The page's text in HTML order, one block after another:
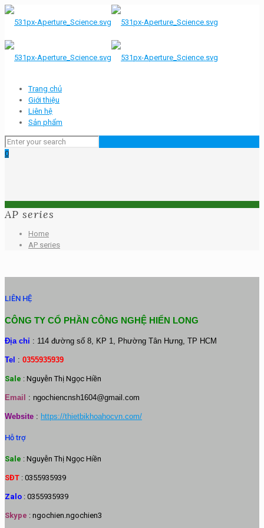
Trang chủ
Giới thiệu
Liên hệ
Sản phẩm
0
AP series
Home
AP series
LIÊN HỆ
CÔNG TY CỔ PHẦN CÔNG NGHỆ HIỂN LONG
Địa chỉ : 114 đường số 8, KP 1, Phường Tân Hưng, TP HCM
Tel : 0355935939
Sale : Nguyễn Thị Ngọc Hiền
Email : ngochiencnsh1604@gmail.com
Website : https://thietbikhoahocvn.com/
Hỗ trợ
Sale : Nguyễn Thị Ngọc Hiền
SĐT : 0355935939
Zalo : 0355935939
Skype : ngochien.ngochien3